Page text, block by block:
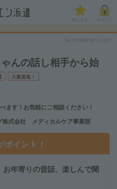
気になる!
No.NTSMCSP13_DDT
んの話し相手から始
大量募集！
す！お気軽にご相談ください！
株式会社 メディカルケア事業部
ポイント！
お年寄りの昔話、楽しんで聞